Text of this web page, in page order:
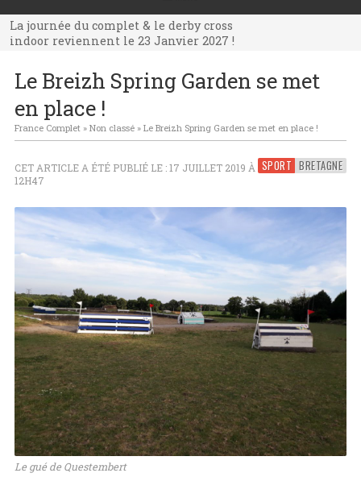
indoor reviennent le 23 Janvier 2027 !
La journée du complet & le derby cross
indoor reviennent le 23 Janvier 2027 !
indoor reviennent le 23 Janvier 2027 !
Le Breizh Spring Garden se met
en place !
France Complet» Non classé» Le Breizh Spring Garden se met en place !
SPORT BRETAGNE
CET ARTICLE A ÉTÉ PUBLIÉ LE : 17 JUILLET 2019 À
12H47
Le gué de Questembert